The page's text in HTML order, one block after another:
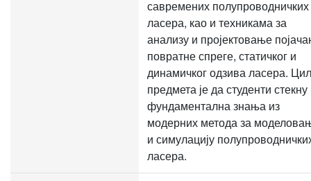
савремених полупроводничких
ласера, као и техникама за
анализу и пројектовање
повратне спреге, статичког и
динамичког одзива ласера.
предмета је да студенти стекну
фундаментална знања из
модерних метода за
и симулацију
ласера.